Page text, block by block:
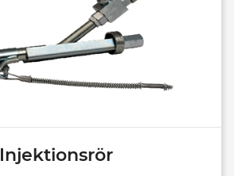
Injektionsrör